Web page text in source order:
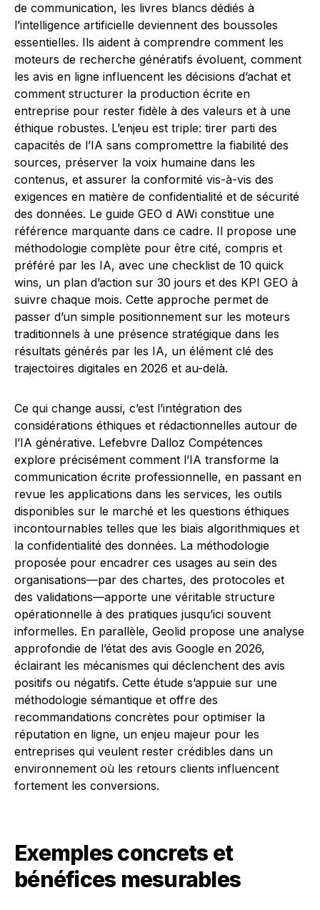
de communication, les livres blancs dédiés à
l’intelligence artificielle deviennent des boussoles
essentielles. Ils aident à comprendre comment les
moteurs de recherche génératifs évoluent, comment
les avis en ligne influencent les décisions d’achat et
comment structurer la production écrite en
entreprise pour rester fidèle à des valeurs et à une
éthique robustes. L’enjeu est triple: tirer parti des
capacités de l’IA sans compromettre la fiabilité des
sources, préserver la voix humaine dans les
contenus, et assurer la conformité vis-à-vis des
exigences en matière de confidentialité et de sécurité
des données. Le guide GEO d AWi constitue une
référence marquante dans ce cadre. Il propose une
méthodologie complète pour être cité, compris et
préféré par les IA, avec une checklist de 10 quick
wins, un plan d’action sur 30 jours et des KPI GEO à
suivre chaque mois. Cette approche permet de
passer d’un simple positionnement sur les moteurs
traditionnels à une présence stratégique dans les
résultats générés par les IA, un élément clé des
trajectoires digitales en 2026 et au-delà.
Ce qui change aussi, c’est l’intégration des
considérations éthiques et rédactionnelles autour de
l’IA générative. Lefebvre Dalloz Compétences
explore précisément comment l’IA transforme la
communication écrite professionnelle, en passant en
revue les applications dans les services, les outils
disponibles sur le marché et les questions éthiques
incontournables telles que les biais algorithmiques et
la confidentialité des données. La méthodologie
proposée pour encadrer ces usages au sein des
organisations—par des chartes, des protocoles et
des validations—apporte une véritable structure
opérationnelle à des pratiques jusqu’ici souvent
informelles. En parallèle, Geolid propose une analyse
approfondie de l’état des avis Google en 2026,
éclairant les mécanismes qui déclenchent des avis
positifs ou négatifs. Cette étude s’appuie sur une
méthodologie sémantique et offre des
recommandations concrètes pour optimiser la
réputation en ligne, un enjeu majeur pour les
entreprises qui veulent rester crédibles dans un
environnement où les retours clients influencent
fortement les conversions.
Exemples concrets et
bénéfices mesurables